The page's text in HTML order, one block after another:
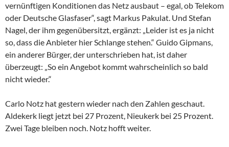
vernünftigen Konditionen das Netz ausbaut – egal, ob Telekom
oder Deutsche Glasfaser“, sagt Markus Pakulat. Und Stefan
Nagel, der ihm gegenübersitzt, ergänzt: „Leider ist es ja nicht
so, dass die Anbieter hier Schlange stehen.“ Guido Gipmans,
ein anderer Bürger, der unterschrieben hat, ist daher
überzeugt: „So ein Angebot kommt wahrscheinlich so bald
nicht wieder.“
Carlo Notz hat gestern wieder nach den Zahlen geschaut.
Aldekerk liegt jetzt bei 27 Prozent, Nieukerk bei 25 Prozent.
Zwei Tage bleiben noch. Notz hofft weiter.